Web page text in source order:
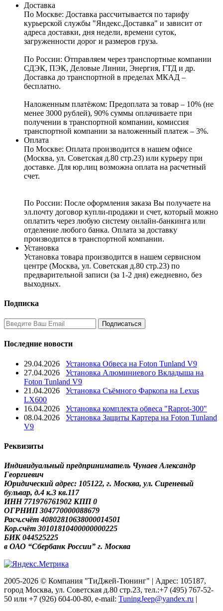
Доставка
По Москве: Доставка рассчитывается по тарифу
курьерской службы "Яндекс.Доставка" и зависит от
адреса доставки, дня недели, времени суток,
загруженности дорог и размеров груза.
По России: Отправляем через транспортные компании
СДЭК, ПЭК, Деловые Линии, Энергия, ГТД и др.
Доставка до транспортной в пределах МКАД –
бесплатно.
Наложенным платёжом: Предоплата за товар – 10% (не
менее 3000 рублей), 90% суммы оплачиваете при
получении в транспортной компании, комиссия
транспортной компании за наложенный платеж – 3%.
Оплата
По Москве: Оплата производится в нашем офисе
(Москва, ул. Советская д.80 стр.23) или курьеру при
доставке. Для юр.лиц возможна оплата на расчетный
счет.
По России: После оформления заказа Вы получаете на
эл.почту договор купли-продажи и счет, который можно
оплатить через любую систему онлайн-банкинга или
отделение любого банка. Оплата за доставку
производится в транспортной компании.
Установка
Установка товара производится в нашем сервисном
центре (Москва, ул. Советская д.80 стр.23) по
предварительной записи (за 1-2 дня) ежедневно, без
выходных.
Подписка
Последние новости
29.04.2026
Установка Обвеса на Foton Tunland V9
27.04.2026
Установка Алюминиевого Вкладыша на
Foton Tunland V9
21.04.2026
Установка Съёмного Фаркопа на Lexus
LX600
16.04.2026
Установка комплекта обвеса "Raprot-300"
08.04.2026
Установка Защиты Картера на Foton Tunland
V9
Реквизиты
Индивидуальный предприниматель Чунаев Александр
Георгиевич
Юридический адрес: 105122, г. Москва, ул. Сиреневый
бульвар, д.4 к.3 кв.117
ИНН 771976761902 КПП 0
ОГРНИП 304770000088679
Расч.счёт 40802810638000014501
Кор.счёт 30101810400000000225
БИК 044525225
в ОАО “Сбербанк России” г. Москва
2005-2026 © Компания "ТиДжей-Тюнинг" | Адрес: 105187,
город Москва, ул. Советская д.80 стр.23, тел.:+7 (495) 767-52-
50 или +7 (926) 604-00-80, e-mail: TuningJeep@yandex.ru |